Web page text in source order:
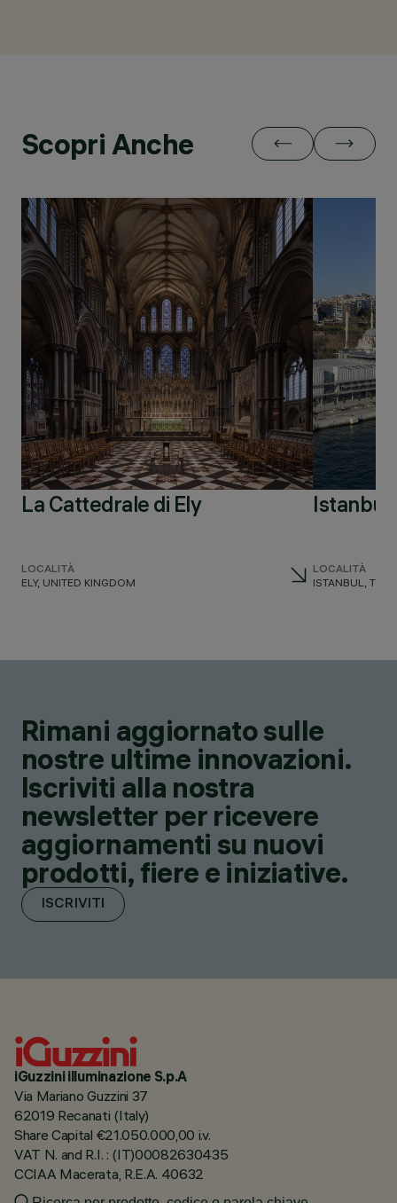
Scopri Anche
La Cattedrale di Ely
LOCALITÀ
ELY, UNITED KINGDOM
Istanbul
LOCALITÀ
ISTANBUL,
Rimani aggiornato sulle
nostre ultime innovazioni.
Iscriviti alla nostra
newsletter per ricevere
aggiornamenti su nuovi
prodotti, fiere e iniziative.
ISCRIVITI
iGuzzini illuminazione S.p.A
Via Mariano Guzzini 37
62019 Recanati (Italy)
Share Capital €21.050.000,00 i.v.
VAT N. and R.I. : (IT)00082630435
CCIAA Macerata, R.E.A. 40632